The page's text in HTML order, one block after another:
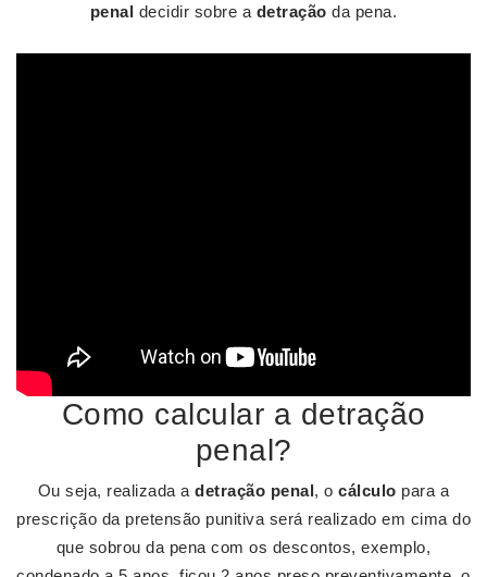
penal decidir sobre a detração da pena.
Como calcular a detração
penal?
Ou seja, realizada adetração penal, ocálculo para a
prescrição da pretensão punitiva será realizado em cima do
que sobrou da pena com os descontos, exemplo,